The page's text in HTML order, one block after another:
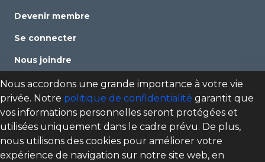
Devenir membre
Se connecter
Nous joindre
Politique de confidentialité
Direction des programmes santé mentale, dépendance
et itinérance (DPSMDI) de Santé Québec Centre-Sud-de-
l'Île-de-Montréal – Universitaire
cpmd.ccsmtl@ssss.gouv.qc.ca
Nous accordons une grande importance à votre vie
privée. Notre politique de confidentialité garantit que
vos informations personnelles seront protégées et
utilisées uniquement dans le cadre prévu. De plus,
nous utilisons des cookies pour améliorer votre
expérience de navigation sur notre site web, en